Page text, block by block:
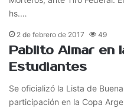
hs.…
2 de febrero de 2017 49
Pablito Aimar en
Estudiantes
Se oficializó la Lista de
participación en la Copa